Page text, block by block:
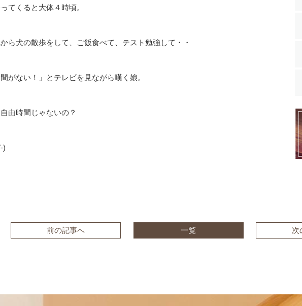
てくると大体４時頃。
ら犬の散歩をして、ご飯食べて、テスト勉強して・・
がない！」とテレビを見ながら嘆く娘。
由時間じゃないの？
)
前の記事へ 一覧 次